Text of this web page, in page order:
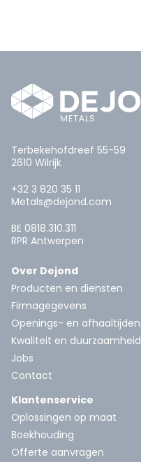
Terbekehofdreef 55-59
2610 Wilrijk
+32 3 820 35 11
Metals@dejond.com
BE 0818.310.311
RPR Antwerpen
Over Dejond
Producten en diensten
Firmagegevens
Openings- en afhaaltijden
Kwaliteit en duurzaamheid
Jobs
Contact
Klantenservice
Oplossingen op maat
Boekhouding
Offerte aanvragen